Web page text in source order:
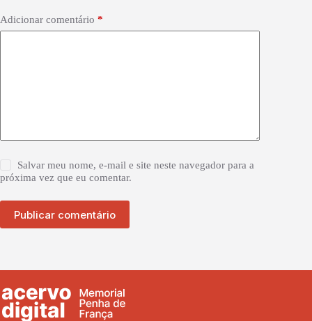
Adicionar comentário *
Salvar meu nome, e-mail e site neste navegador para a
próxima vez que eu comentar.
Publicar comentário